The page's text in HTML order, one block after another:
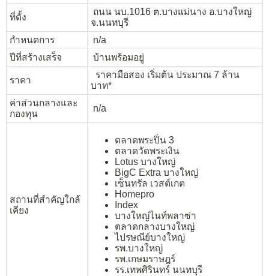
ที่ตั้ง
ถนน นบ.1016 ต.บางแม่นาง อ.บางใหญ่
จ.นนทบุรี
กำหนดการ
n/a
ปีที่สร้างเสร็จ
บ้านพร้อมอยู่
ราคา
ราคามือสอง เริ่มต้น ประมาณ 7 ล้าน
บาท*
ค่าส่วนกลางและ
กองทุน
n/a
สถานที่สำคัญใกล้
เคียง
ตลาดพระปิ่น 3
ตลาดวัดพระเงิน
Lotus บางใหญ่
BigC Extra บางใหญ่
เซ็นทรัล เวสต์เกต
Homepro
Index
บางใหญ่ไนท์พลาซ่า
ตลาดกลางบางใหญ่
ไปรษณีย์บางใหญ่
รพ.บางใหญ่
รพ.เกษมราษฎร์
รร.เทพศิรินทร์ นนทบุรี